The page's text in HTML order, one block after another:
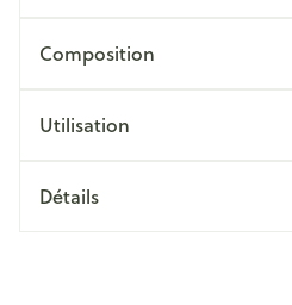
Composition
Utilisation
Détails